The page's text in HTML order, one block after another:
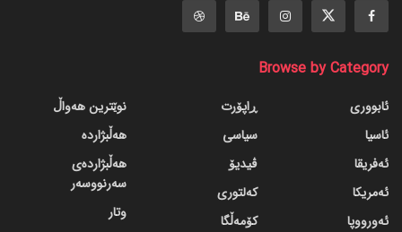
Browse by Category
ئابووری
ئاسیا
ئەفریقا
ئەمریکا
ئەورووپا
ڕاپۆرت
سیاسی
ڤیدیۆ
کەلتوری
کۆمەڵگا
نوێترین هەواڵ
هەڵبژاردە
هەڵبژاردەی
سەرنووسەر
وتار